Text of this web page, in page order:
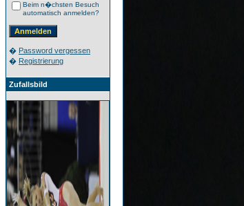
Beim n�chsten Besuch
automatisch anmelden?
� Password vergessen
� Registrierung
Zufallsbild